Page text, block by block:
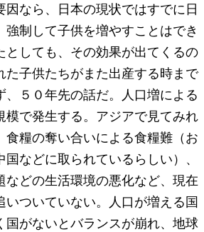
因なら、日本の現状ではすでに日
強制して子供を増やすことはでき
としても、その効果が出てくるの
た子供たちがまた出産する時まで
、５０年先の話だ。人口増による
模で発生する。アジアで見てみれ
食糧の奪い合いによる食糧難（お
などに取られているらしい）、
などの生活環境の悪化など、現在
いついていない。人口が増える国
国がないとバランスが崩れ、地球